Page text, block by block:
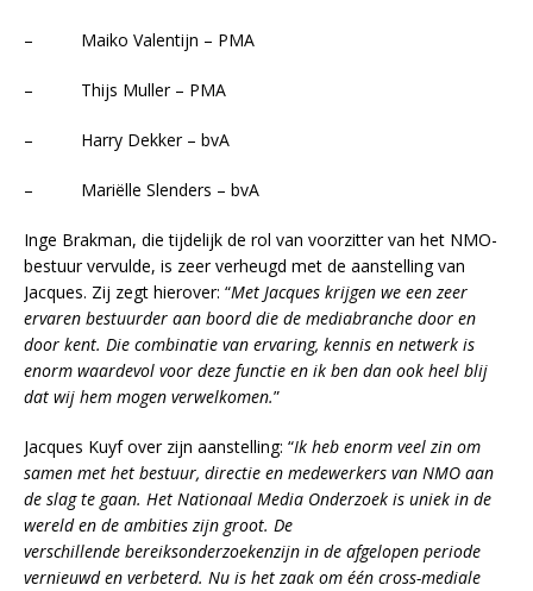
– Maiko Valentijn – PMA
– Thijs Muller – PMA
– Harry Dekker – bvA
– Mariëlle Slenders – bvA
Inge Brakman, die tijdelijk de rol van voorzitter van het NMO-
bestuur vervulde, is zeer verheugd met de aanstelling van
Jacques. Zij zegt hierover: “Met Jacques krijgen we een zeer
ervaren bestuurder aan boord die de mediabranche door en
door kent. Die combinatie van ervaring, kennis en netwerk is
enorm waardevol voor deze functie en ik ben dan ook heel blij
dat wij hem mogen verwelkomen.”
Jacques Kuyf over zijn aanstelling: “Ik heb enorm veel zin om
samen met het bestuur, directie en medewerkers van NMO aan
de slag te gaan. Het Nationaal Media Onderzoek is uniek in de
wereld en de ambities zijn groot. De
verschillende bereiksonderzoekenzijn in de afgelopen periode
vernieuwd en verbeterd. Nu is het zaak om één cross-mediale